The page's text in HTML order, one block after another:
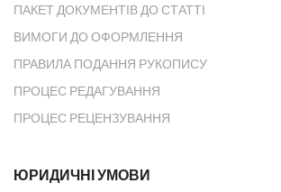
ПАКЕТ ДОКУМЕНТІВ ДО СТАТТІ
ВИМОГИ ДО ОФОРМЛЕННЯ
ПРАВИЛА ПОДАННЯ РУКОПИСУ
ПРОЦЕС РЕДАГУВАННЯ
ПРОЦЕС РЕЦЕНЗУВАННЯ
ЮРИДИЧНІ УМОВИ